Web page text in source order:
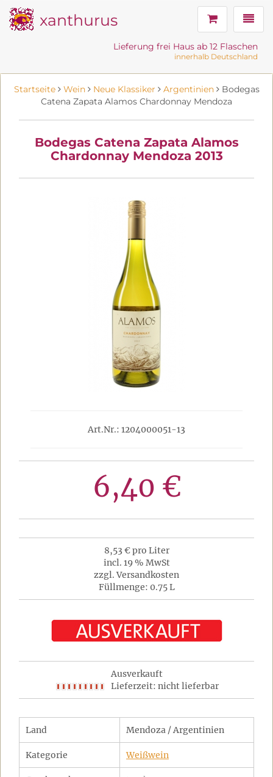
xanthurus
Lieferung frei Haus ab 12 Flaschen
innerhalb Deutschland
Startseite Wein Neue Klassiker Argentinien Bodegas
Catena Zapata Alamos Chardonnay Mendoza
Bodegas Catena Zapata Alamos
Chardonnay Mendoza 2013
Art.Nr.: 1204000051-13
6,40 €
8,53 € pro Liter
incl. 19 % MwSt
zzgl. Versandkosten
Füllmenge: 0.75 L
Ausverkauft
Lieferzeit: nicht lieferbar
Land Mendoza / Argentinien
Kategorie Weißwein